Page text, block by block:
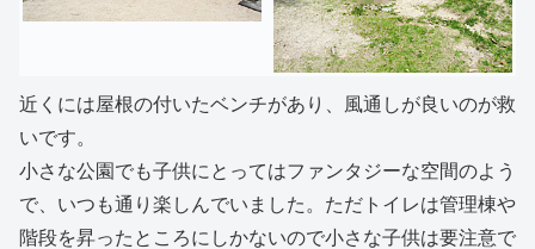
近くには屋根の付いたベンチがあり、風通しが良いのが救
いです。
小さな公園でも子供にとってはファンタジーな空間のよう
で、いつも通り楽しんでいました。ただトイレは管理棟や
階段を昇ったところにしかないので小さな子供は要注意で